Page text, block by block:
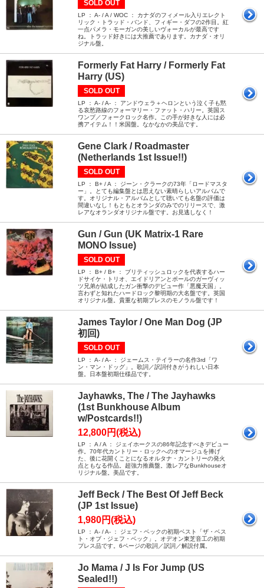
SOLD OUT
LP ： A- / A / WOC ： カナダのフィメール入りエレクト
リック・トラッド・バンド、フィギー・ダフの2作目。紅
一点パメラ・モーガンの美しいヴォーカルが最高です
ね。トラッド好きには大推薦であります。カナダ・オリ
ジナル盤。
Formerly Fat Harry / Formerly Fat
Harry (US)
SOLD OUT
LP ： A- / A- ： アンドウェラ＋ヘロンという泣く子も黙
る哀愁路線のフォーマリー・ファット・ハリー。英国ス
ワンプ／フォークロック名作。この手が好きな人には必
携アイテム！！米国盤。なかなかの美品です。
Gene Clark / Roadmaster
(Netherlands 1st Issue!!)
SOLD OUT
LP ： B+ / A ： ジーン・クラークの73年「ロードマスタ
ー」。とても編集盤とは思えない素晴らしいアルバムで
す。オリジナル・アルバムとして聴いても名盤の評価は
間違いなし！もともとオランダのみでのリリースで、激
レアなオランダオリジナル盤です。お見逃しなく！
Gun / Gun (UK Matrix-1 Rare
MONO Issue)
SOLD OUT
LP ： B+ / B+ ： ブリティッシュロックを代表するハー
ドサイケ・トリオ、エイドリアンとポールのガーヴィッ
ツ兄弟が結成したガン衝撃のデビュー作「悪魔天国」。
言わずと知れたハードロック黎明期の大名盤です。英国
オリジナル盤。貴重な初期プレスのモノラル盤です！
James Taylor / One Man Dog (JP
初回)
SOLD OUT
LP ： A- / A- ： ジェームス・テイラーの名作3rd「ワ
ン・マン・ドッグ」。歌詞／訳詞付きがうれしい日本
盤。日本盤初期仕様品です。
Jayhawks, The / The Jayhawks
(1st Bunkhouse Album
w/Postcards!!)
12,800円(税込)
LP ： A / A ： ジェイホークスの86年記念すべきデビュー
作。70年代カントリー・ロックへのオマージュを捧げ
た、後に花開くことになるオルタナ・カントリーの発火
点ともなる作品。超強力推薦盤。激レアなBunkhouseオ
リジナル盤。美品です。
Jeff Beck / The Best Of Jeff Beck
(JP 1st Issue)
1,980円(税込)
LP ： A- / A- ： ジェフ・ベックの初期ベスト「ザ・ベス
ト・オブ・ジェフ・ベック」。オデオン東芝音工の初期
プレス品です。6ページの歌詞／訳詞／解説付属。
Jo Mama / J Is For Jump (US
Sealed!!)